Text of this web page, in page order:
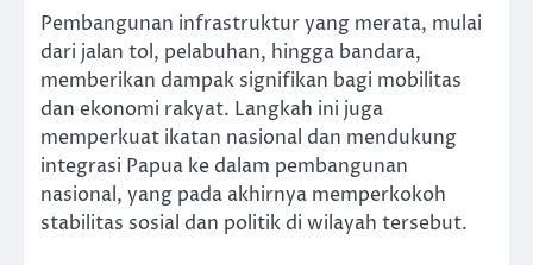
Pembangunan infrastruktur yang merata, mulai
dari jalan tol, pelabuhan, hingga bandara,
memberikan dampak signifikan bagi mobilitas
dan ekonomi rakyat. Langkah ini juga
memperkuat ikatan nasional dan mendukung
integrasi Papua ke dalam pembangunan
nasional, yang pada akhirnya memperkokoh
stabilitas sosial dan politik di wilayah tersebut.